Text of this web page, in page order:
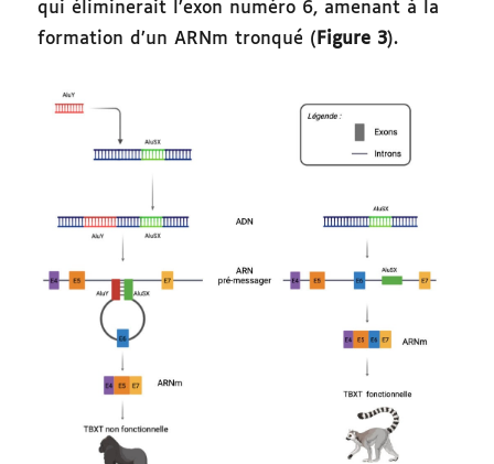
qui éliminerait l’exon numéro 6, amenant à la
formation d’un ARNm tronqué ( Figure 3).